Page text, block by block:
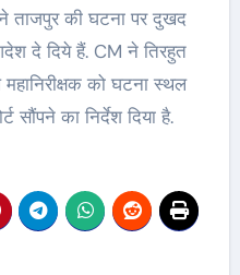
ताजपुर की घटना पर दुखद
दे दिये हैं. CM ने तिरहुत
को घटना स्थल
सौंपने का निर्देश दिया है.